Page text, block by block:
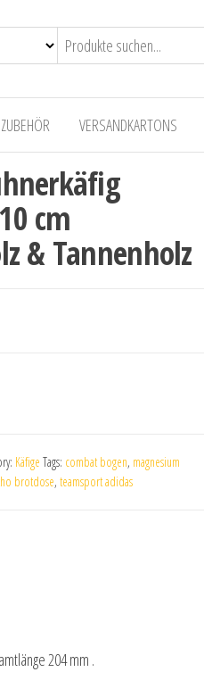
ZUBEHÖR VERSANDKARTONS
cm
& Tannenholz
Käfige Tags: combat bogen, magnesium
brotdose, teamsport adidas
204 mm .